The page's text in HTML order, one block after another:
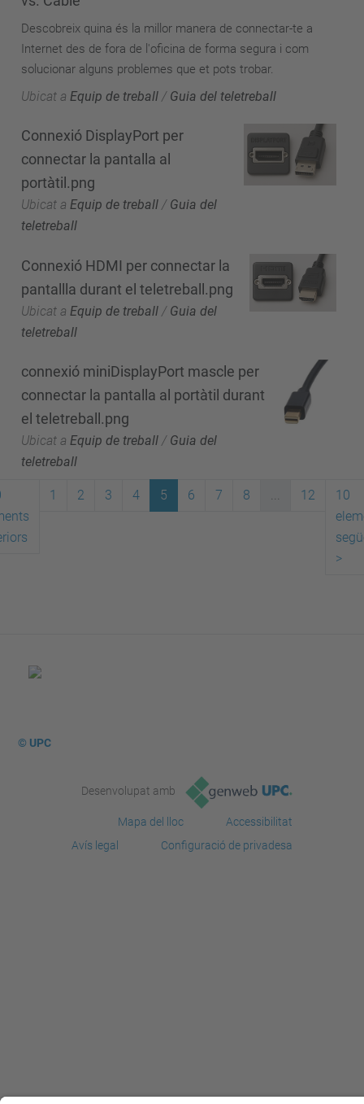
Descobreix quina és la millor manera de connectar-te a
Internet des de fora de l'oficina de forma segura i com
solucionar alguns problemes que et pots trobar.
Ubicat a Equip de treball / Guia del teletreball
Connexió DisplayPort per
connectar la pantalla al
portàtil.png
Ubicat a Equip de treball / Guia del
teletreball
Connexió HDMI per connectar la
pantallla durant el teletreball.png
Ubicat a Equip de treball / Guia del
teletreball
connexió miniDisplayPort mascle per
connectar la pantalla al portàtil durant
el teletreball.png
Ubicat a Equip de treball / Guia del
teletreball
1 2 3 4 5 6 7 8 ... 12
10
>
© UPC
Desenvolupat amb
Mapa del lloc
Accessibilitat
Avís legal
Configuració de privadesa